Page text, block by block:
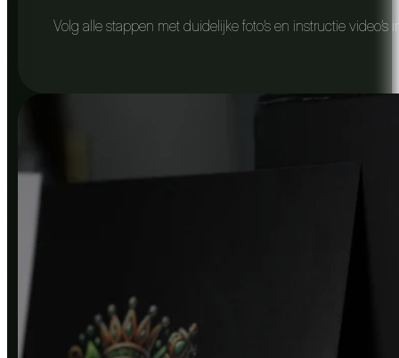
Volg alle stappen met duidelijke foto’s en instructie